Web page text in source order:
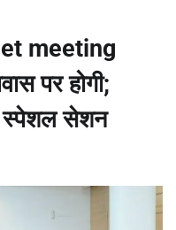
meeting
पर होगी;
स्पेशल सेशन